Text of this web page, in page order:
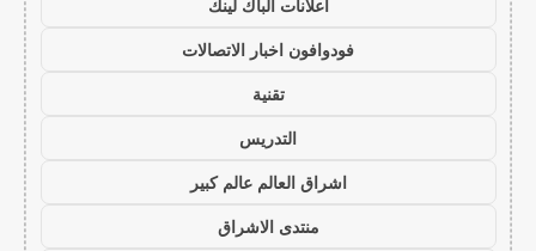
اعلانات الباك لينك
فودوافون اخبار الاتصالات
تقنية
التدريس
اشراق العالم عالم كبير
منتدى الاشراق